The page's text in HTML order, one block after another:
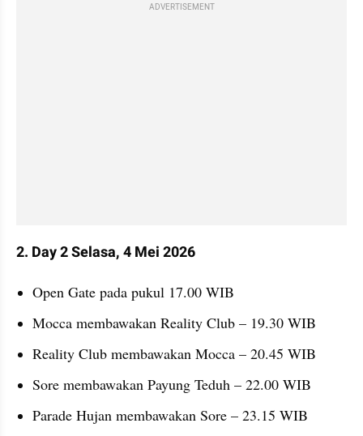
ADVERTISEMENT
2. Day 2 Selasa, 4 Mei 2026
Open Gate pada pukul 17.00 WIB
Mocca membawakan Reality Club – 19.30 WIB
Reality Club membawakan Mocca – 20.45 WIB
Sore membawakan Payung Teduh – 22.00 WIB
Parade Hujan membawakan Sore – 23.15 WIB